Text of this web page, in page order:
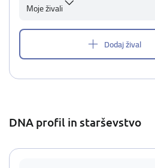
Moje živali
Dodaj žival
DNA profil in starševstvo